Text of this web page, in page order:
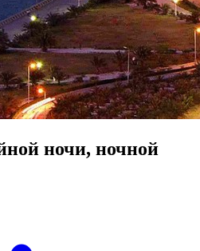
ночи, ночной